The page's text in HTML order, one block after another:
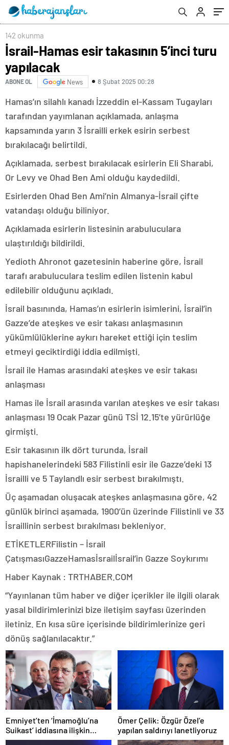
142 okunma
İsrail-Hamas esir takasının 5’inci turu
yapılacak
ABONE OL News 8 Şubat 2025 00:28
Hamas’ın silahlı kanadı İzzeddin el-Kassam Tugayları
tarafından yayımlanan açıklamada, anlaşma
kapsamında yarın 3 İsrailli erkek esirin serbest
bırakılacağı belirtildi.
Açıklamada, serbest bırakılacak esirlerin Eli Sharabi,
Or Levy ve Ohad Ben Ami olduğu kaydedildi.
Esirlerden Ohad Ben Ami’nin Almanya-İsrail çifte
vatandaşı olduğu biliniyor.
Açıklamada esirlerin listesinin arabuluculara
ulaştırıldığı bildirildi.
Yedioth Ahronot gazetesinin haberine göre, İsrail
tarafı arabuluculara teslim edilen listenin kabul
edilebilir olduğunu açıkladı.
İsrail basınında, Hamas’ın esirlerin isimlerini, İsrail’in
Gazze’de ateşkes ve esir takası anlaşmasının
yükümlülüklerine aykırı hareket ettiği için teslim
etmeyi geciktirdiği iddia edilmişti.
İsrail ile Hamas arasındaki ateşkes ve esir takası
anlaşması
Hamas ile İsrail arasında varılan ateşkes ve esir takası
anlaşması 19 Ocak Pazar günü TSİ 12.15’te yürürlüğe
girmişti.
Esir takasının ilk dört turunda, İsrail
hapishanelerindeki 583 Filistinli esir ile Gazze’deki 13
İsrailli ve 5 Taylandlı esir serbest bırakılmıştı.
Üç aşamadan oluşacak ateşkes anlaşmasına göre, 42
günlük birinci aşamada, 1900’ün üzerinde Filistinli ve 33
İsraillinin serbest bırakılması bekleniyor.
ETİKETLERFilistin – İsrail
ÇatışmasıGazzeHamasİsrailİsrail’in Gazze Soykırımı
Haber Kaynak : TRTHABER.COM
“Yayınlanan tüm haber ve diğer içerikler ile ilgili olarak
yasal bildirimlerinizi bize iletişim sayfası üzerinden
iletiniz. En kısa süre içerisinde bildirimlerinize geri
dönüş sağlanılacaktır.”
Emniyet’ten ‘İmamoğlu’na
Suikast’ iddiasına ilişkin
açıklama
Ömer Çelik: Özgür Özel’e
yapılan saldırıyı lanetliyoruz